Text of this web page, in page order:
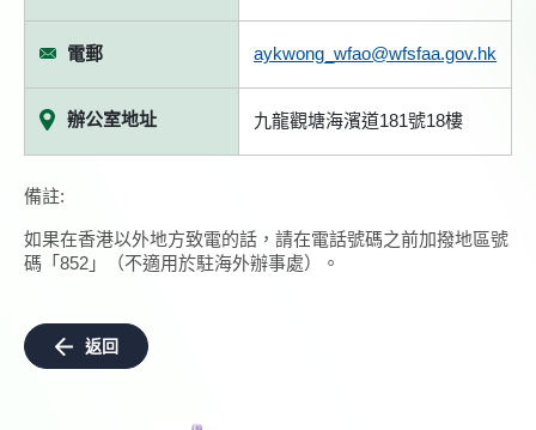
電郵 aykwong_wfao@wfsfaa.gov.hk
辦公室地址 九龍觀塘海濱道181號18樓
備註:
如果在香港以外地方致電的話，請在電話號碼之前加撥地區號
碼「852」（不適用於駐海外辦事處）。
返回